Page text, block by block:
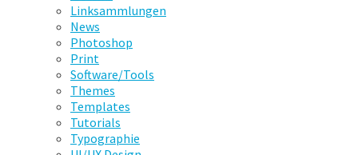
Linksammlungen
News
Photoshop
Print
Software/Tools
Themes
Templates
Tutorials
Typographie